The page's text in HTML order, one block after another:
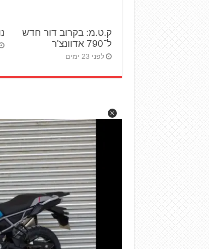
ק.ט.מ: בקרוב דור חדש
ל־790 אדוונצ'ר
לפני 23 ימים